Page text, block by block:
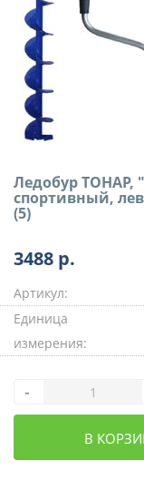
Ледобур ТОНАР,
спортивный,
(5)
3488 р.
Артикул:
Единица
измерения:
-
В